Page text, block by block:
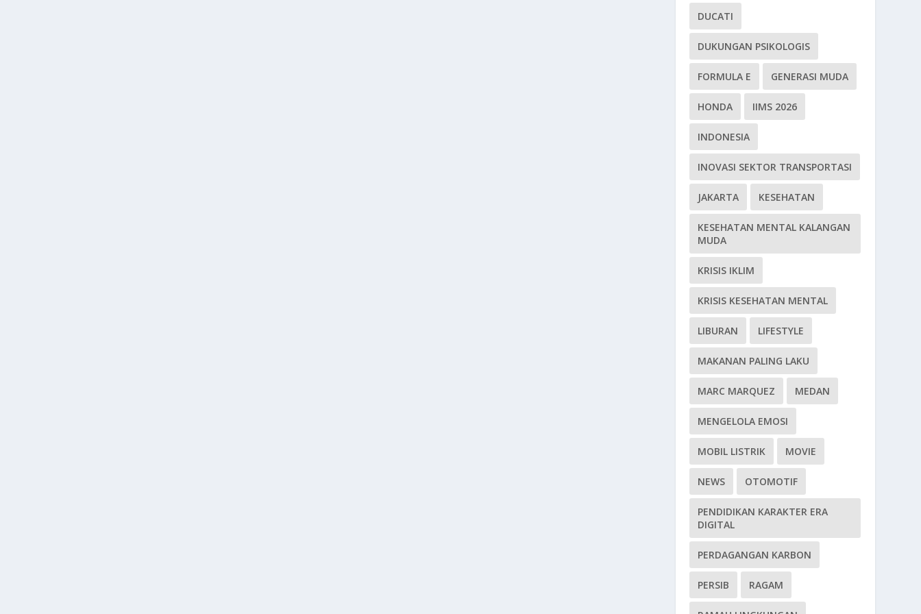
DUCATI
DUKUNGAN PSIKOLOGIS
FORMULA E GENERASI MUDA
HONDA IIMS 2026
INDONESIA
INOVASI SEKTOR TRANSPORTASI
JAKARTA KESEHATAN
KESEHATAN MENTAL KALANGAN
MUDA
KRISIS IKLIM
KRISIS KESEHATAN MENTAL
LIBURAN LIFESTYLE
MAKANAN PALING LAKU
MARC MARQUEZ MEDAN
MENGELOLA EMOSI
MOBIL LISTRIK MOVIE
NEWS OTOMOTIF
PENDIDIKAN KARAKTER ERA
DIGITAL
PERDAGANGAN KARBON
PERSIB RAGAM